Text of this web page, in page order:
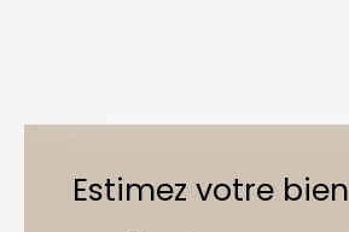
Estimez votre bien